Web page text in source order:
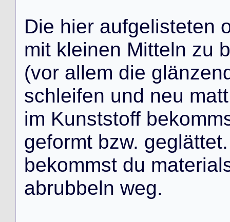
Die hier aufgelisteten
mit kleinen Mitteln zu b
(vor allem die glänzen
schleifen und neu matt
im Kunststoff bekomm
geformt bzw. geglättet.
bekommst du material
abrubbeln weg.